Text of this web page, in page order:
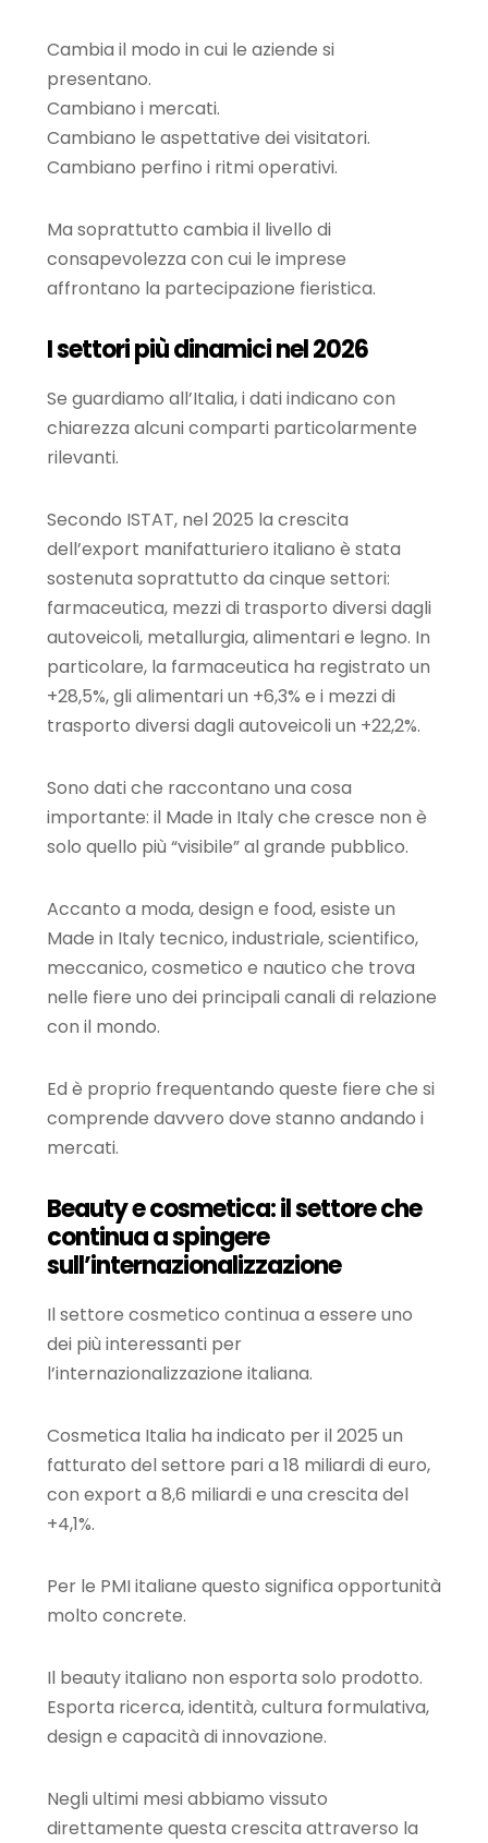
Cambia il modo in cui le aziende si
presentano.
Cambiano i mercati.
Cambiano le aspettative dei visitatori.
Cambiano perfino i ritmi operativi.
Ma soprattutto cambia il livello di
consapevolezza con cui le imprese
affrontano la partecipazione fieristica.
I settori più dinamici nel 2026
Se guardiamo all’Italia, i dati indicano con
chiarezza alcuni comparti particolarmente
rilevanti.
Secondo ISTAT, nel 2025 la crescita
dell’export manifatturiero italiano è stata
sostenuta soprattutto da cinque settori:
farmaceutica, mezzi di trasporto diversi dagli
autoveicoli, metallurgia, alimentari e legno. In
particolare, la farmaceutica ha registrato un
+28,5%, gli alimentari un +6,3% e i mezzi di
trasporto diversi dagli autoveicoli un +22,2%.
Sono dati che raccontano una cosa
importante: il Made in Italy che cresce non è
solo quello più “visibile” al grande pubblico.
Accanto a moda, design e food, esiste un
Made in Italy tecnico, industriale, scientifico,
meccanico, cosmetico e nautico che trova
nelle fiere uno dei principali canali di relazione
con il mondo.
Ed è proprio frequentando queste fiere che si
comprende davvero dove stanno andando i
mercati.
Beauty e cosmetica: il settore che
continua a spingere
sull’internazionalizzazione
Il settore cosmetico continua a essere uno
dei più interessanti per
l’internazionalizzazione italiana.
Cosmetica Italia ha indicato per il 2025 un
fatturato del settore pari a 18 miliardi di euro,
con export a 8,6 miliardi e una crescita del
+4,1%.
Per le PMI italiane questo significa opportunità
molto concrete.
Il beauty italiano non esporta solo prodotto.
Esporta ricerca, identità, cultura formulativa,
design e capacità di innovazione.
Negli ultimi mesi abbiamo vissuto
direttamente questa crescita attraverso la